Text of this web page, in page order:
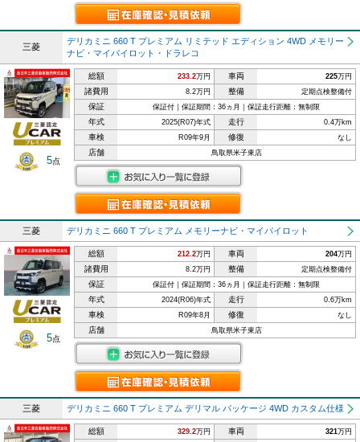
三菱
デリカミニ 660 T プレミアム リミテッド エディション 4WD メモリー
ナビ・マイパイロット・ドラレコ
5点
総額 233.2万円 車両 225万円
諸費用 8.2万円 整備 定期点検整備付
保証 保証付｜保証期間：36ヵ月｜保証走行距離：無制限
年式 2025(R07)年式 走行 0.4万km
車検 R09年9月 修復 なし
店舗 鳥取県米子東店
三菱 デリカミニ 660 T プレミアム メモリーナビ・マイパイロット
5点
総額 212.2万円 車両 204万円
諸費用 8.2万円 整備 定期点検整備付
保証 保証付｜保証期間：36ヵ月｜保証走行距離：無制限
年式 2024(R06)年式 走行 0.6万km
車検 R09年8月 修復 なし
店舗 鳥取県米子東店
三菱 デリカミニ 660 T プレミアム デリマル パッケージ 4WD カスタム仕様
総額 329.2万円 車両 321万円